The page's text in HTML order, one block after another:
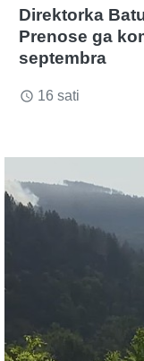
Direktorka
Prenose ga
septembra
access_time 16 sati